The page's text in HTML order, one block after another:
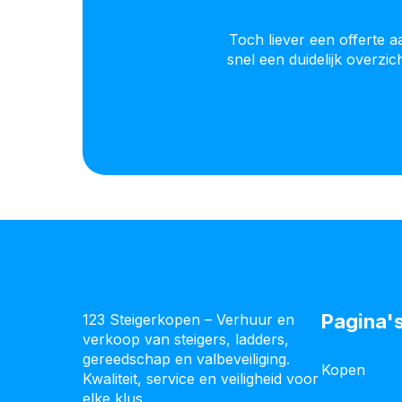
Toch liever een offerte
snel een duidelijk
123 Steigerkopen – Verhuur en
verkoop van steigers, ladders,
gereedschap en valbeveiliging.
Kwaliteit, service en veiligheid voor Kopen